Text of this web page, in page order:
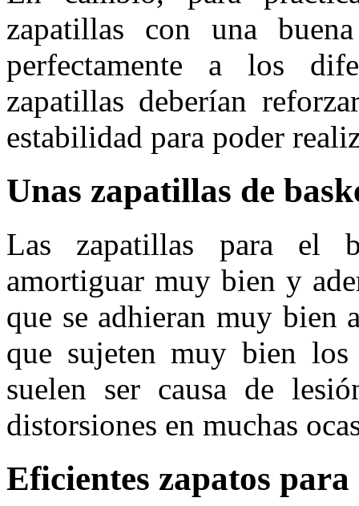
zapatillas con una
perfectamente a los
zapatillas deberían
estabilidad para poder
Unas zapatillas de
Las zapatillas para el
amortiguar muy bien y
que se adhieran muy bien
que sujeten muy bien
suelen ser causa de
distorsiones en muchas
Eficientes zapatos